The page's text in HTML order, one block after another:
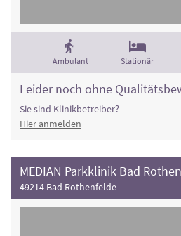
Ambulant Stationär
Leider noch ohne
Sie sind Klinikbetreiber?
Hier anmelden
MEDIAN Parkklinik Bad
49214 Bad Rothenfelde